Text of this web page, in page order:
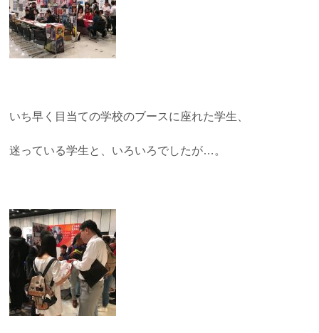
いち早く目当ての学校のブースに座れた学生、
迷っている学生と、いろいろでしたが…。